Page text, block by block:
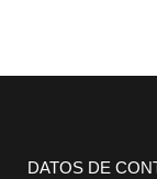
DATOS DE